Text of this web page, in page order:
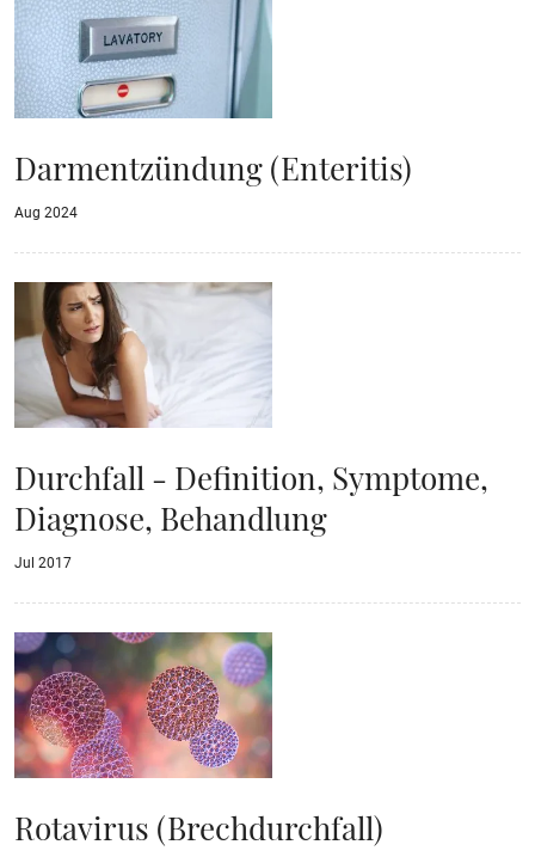
Darmentzündung (Enteritis)
Aug 2024
Durchfall - Definition, Symptome,
Diagnose, Behandlung
Jul 2017
Rotavirus (Brechdurchfall)